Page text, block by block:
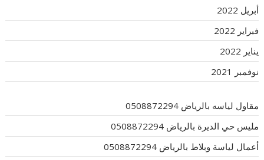
أبريل 2022
فبراير 2022
يناير 2022
نوفمبر 2021
مقاول لياسه بالرياض 0508872294
مليس حي الديرة بالرياض 0508872294
أعمال لياسة وبلاط بالرياض 0508872294